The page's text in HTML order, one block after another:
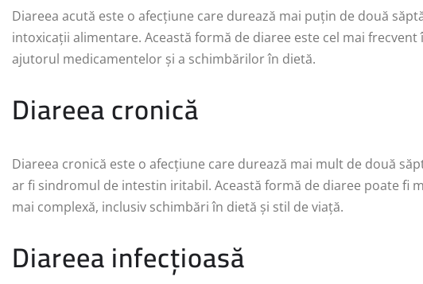
Diareea acută este o afecțiune care durează mai puțin de două
intoxicații alimentare. Această formă de diaree este cel mai
ajutorul medicamentelor și a schimbărilor în dietă.
Diareea cronică
Diareea cronică este o afecțiune care durează mai mult de două
ar fi sindromul de intestin iritabil. Această formă de diaree poate fi
mai complexă, inclusiv schimbări în dietă și stil de viață.
Diareea infecțioasă